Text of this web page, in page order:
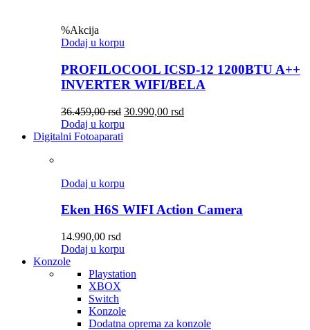
%Akcija
Dodaj u korpu
PROFILOCOOL ICSD-12 1200BTU A++
INVERTER WIFI/BELA
36.459,00rsd 30.990,00 rsd
Dodaj u korpu
Digitalni Fotoaparati
Dodaj u korpu
Eken H6S WIFI Action Camera
14.990,00 rsd
Dodaj u korpu
Konzole
Playstation
XBOX
Switch
Konzole
Dodatna oprema za konzole